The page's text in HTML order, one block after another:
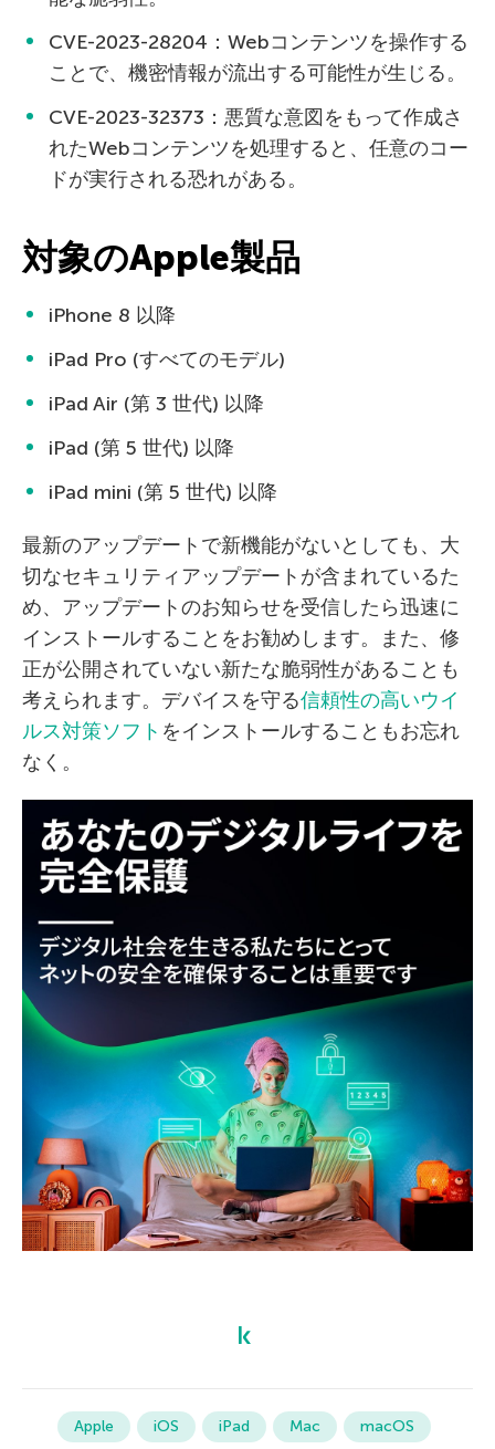
CVE-2023-28204：Webコンテンツを操作する
ことで、機密情報が流出する可能性が生じる。
CVE-2023-32373：悪質な意図をもって作成さ
れたWebコンテンツを処理すると、任意のコー
ドが実行される恐れがある。
対象のApple製品
iPhone 8 以降
iPad Pro (すべてのモデル)
iPad Air (第 3 世代) 以降
iPad (第 5 世代) 以降
iPad mini (第 5 世代) 以降
最新のアップデートで新機能がないとしても、大
切なセキュリティアップデートが含まれているた
め、アップデートのお知らせを受信したら迅速に
インストールすることをお勧めします。また、修
正が公開されていない新たな脆弱性があることも
考えられます。デバイスを守る信頼性の高いウイ
ルス対策ソフト をインストールすることもお忘れ
なく。
Apple iOS iPad Mac
macOS